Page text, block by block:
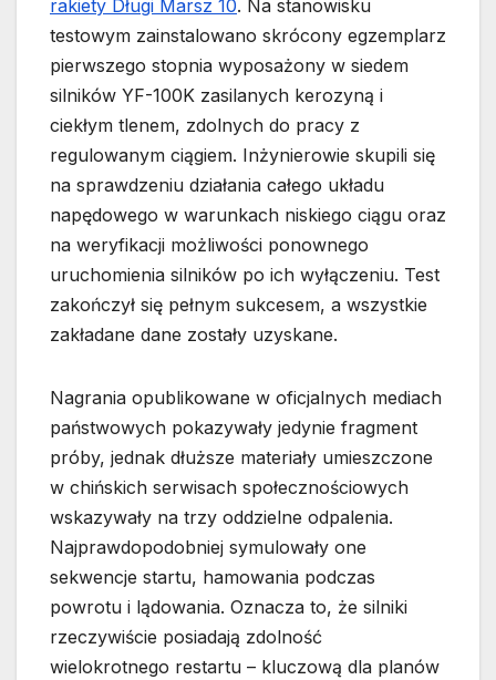
rakiety Długi Marsz 10. Na stanowisku
testowym zainstalowano skrócony egzemplarz
pierwszego stopnia wyposażony w siedem
silników YF-100K zasilanych kerozyną i
ciekłym tlenem, zdolnych do pracy z
regulowanym ciągiem. Inżynierowie skupili się
na sprawdzeniu działania całego układu
napędowego w warunkach niskiego ciągu oraz
na weryfikacji możliwości ponownego
uruchomienia silników po ich wyłączeniu. Test
zakończył się pełnym sukcesem, a wszystkie
zakładane dane zostały uzyskane.
Nagrania opublikowane w oficjalnych mediach
państwowych pokazywały jedynie fragment
próby, jednak dłuższe materiały umieszczone
w chińskich serwisach społecznościowych
wskazywały na trzy oddzielne odpalenia.
Najprawdopodobniej symulowały one
sekwencje startu, hamowania podczas
powrotu i lądowania. Oznacza to, że silniki
rzeczywiście posiadają zdolność
wielokrotnego restartu – kluczową dla planów